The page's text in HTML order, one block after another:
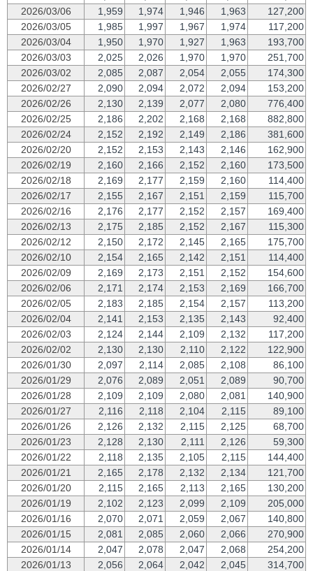
2026/03/06
1,959 1,974 1,946 1,963
127,200
2026/03/05
1,985 1,997 1,967 1,974
117,200
2026/03/04
1,950 1,970 1,927 1,963
193,700
2026/03/03
2,025 2,026 1,970 1,970
251,700
2026/03/02
2,085 2,087 2,054 2,055
174,300
2026/02/27
2,090 2,094 2,072 2,094
153,200
2026/02/26
2,130 2,139 2,077 2,080
776,400
2026/02/25
2,186 2,202 2,168 2,168
882,800
2026/02/24
2,152 2,192 2,149 2,186
381,600
2026/02/20
2,152 2,153 2,143 2,146
162,900
2026/02/19
2,160 2,166 2,152 2,160
173,500
2026/02/18
2,169 2,177 2,159 2,160
114,400
2026/02/17
2,155 2,167 2,151 2,159
115,700
2026/02/16
2,176 2,177 2,152 2,157
169,400
2026/02/13
2,175 2,185 2,152 2,167
115,300
2026/02/12
2,150 2,172 2,145 2,165
175,700
2026/02/10
2,154 2,165 2,142 2,151
114,400
2026/02/09
2,169 2,173 2,151 2,152
154,600
2026/02/06
2,171 2,174 2,153 2,169
166,700
2026/02/05
2,183 2,185 2,154 2,157
113,200
2026/02/04
2,141 2,153 2,135 2,143
92,400
2026/02/03
2,124 2,144 2,109 2,132
117,200
2026/02/02
2,130 2,130 2,110 2,122
122,900
2026/01/30
2,097 2,114 2,085 2,108
86,100
2026/01/29
2,076 2,089 2,051 2,089
90,700
2026/01/28
2,109 2,109 2,080 2,081
140,900
2026/01/27
2,116 2,118 2,104 2,115
89,100
2026/01/26
2,126 2,132 2,115 2,125
68,700
2026/01/23
2,128 2,130 2,111 2,126
59,300
2026/01/22
2,118 2,135 2,105 2,115
144,400
2026/01/21
2,165 2,178 2,132 2,134
121,700
2026/01/20
2,115 2,165 2,113 2,165
130,200
2026/01/19
2,102 2,123 2,099 2,109
205,000
2026/01/16
2,070 2,071 2,059 2,067
140,800
2026/01/15
2,081 2,085 2,060 2,066
270,900
2026/01/14
2,047 2,078 2,047 2,068
254,200
2026/01/13
2,056 2,064 2,042 2,045
314,700